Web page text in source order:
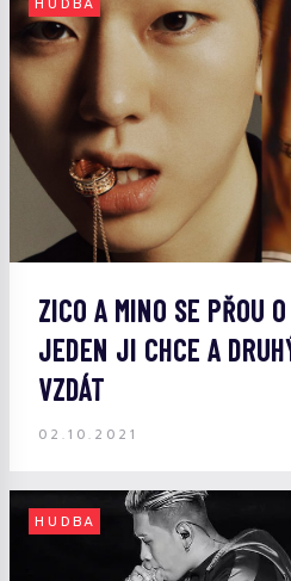
HUDBA
ZICO A MINO SE PŘOU
JEDEN JI CHCE A
VZDÁT
02.10.2021
HUDBA